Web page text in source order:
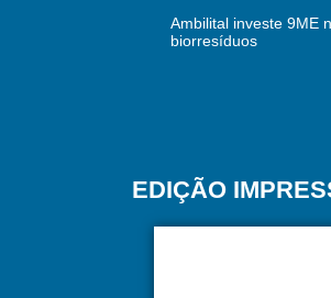
Ambilital investe 9ME
biorresíduos
EDIÇÃO